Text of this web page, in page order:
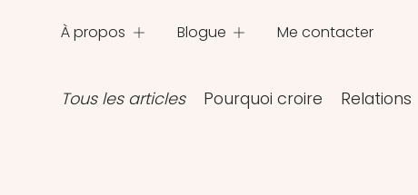
À propos Blogue Me contacter
Tous les articles Pourquoi croire Relations